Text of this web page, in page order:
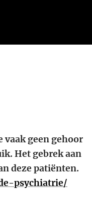
geen gehoor
Het gebrek aan
deze patiënten.
psychiatrie/